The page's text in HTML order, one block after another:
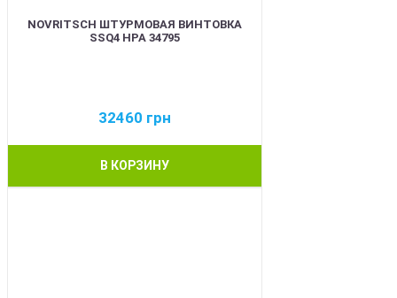
NOVRITSCH ШТУРМОВАЯ ВИНТОВКА
SSQ4 HPA 34795
32460 грн
В КОРЗИНУ